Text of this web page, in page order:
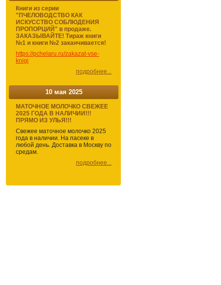
Книги из серии
"ПЧЕЛОВОДСТВО КАК
ИСКУССТВО СОБЛЮДЕНИЯ
ПРОПОРЦИЙ" в продаже.
ЗАКАЗЫВАЙТЕ! Тираж книги
№1 и книги №2 заканчивается!
https://pchelaru.ru/zakazat-vse-
knigi
подробнее...
10 мая 2025
МАТОЧНОЕ МОЛОЧКО СВЕЖЕЕ
2025 ГОДА В НАЛИЧИИ!!!
ПРЯМО ИЗ УЛЬЯ!!!
Свежее маточное молочко 2025
года в наличии. На пасеке в
любой день. Доставка в Москву по
средам.
подробнее...